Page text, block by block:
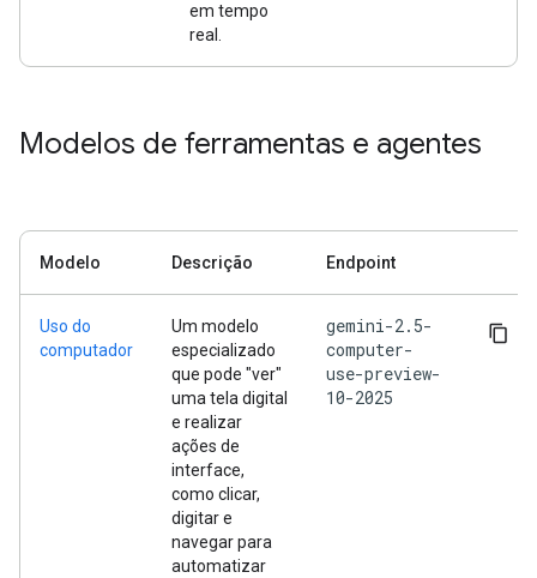
em tempo
real.
Modelos de ferramentas e agentes
Modelo Descrição Endpoint
Uso do
computador
Um modelo
especializado
que pode "ver"
uma tela digital
e realizar
ações de
interface,
como clicar,
digitar e
navegar para
automatizar
gemini-2.5-
computer-
use-preview-
10-2025